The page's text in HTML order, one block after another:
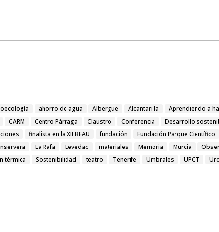
ahorro de agua Albergue Alcantarilla
Aprendiendo a
CARM
Centro Párraga Claustro Conferencia
Desarrollo
finalista en la XII BEAU fundación
Fundación Parque Científico
La Rafa Levedad materiales Memoria Murcia
térmica
Sostenibilidad teatro Tenerife Umbrales UPCT